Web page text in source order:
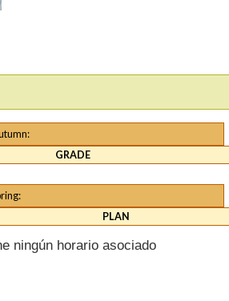
GRADE
PLAN
ningún horario asociado